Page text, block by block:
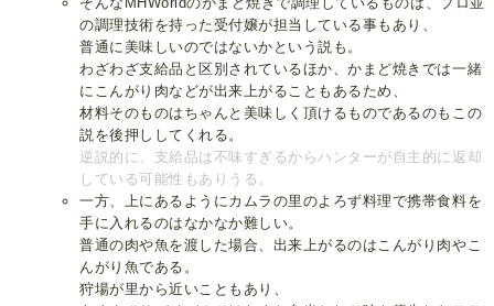
の調理技術を持った受付嬢が担当している事もあり、
普通に美味しいのではないかという説も。
わざわざ支給品と区別されているほか、かまど焼きでは一緒
にこんがり肉などが出来上がることもあるため、
材料そのものはちゃんと美味しく頂けるものであるのもこの
説を後押ししてくれる。
逆説的に、支給品は不味すぎるからハンターが自主的に返却
している可能性もありうる。
一方、上にあるようにカムラの里のよろず料理で携帯食料を
手に入れるのはなかなか難しい。
普通の肉や魚を渡した場合、出来上がるのはこんがり肉やこ
んがり魚である。
狩場が里から近いこともあり、